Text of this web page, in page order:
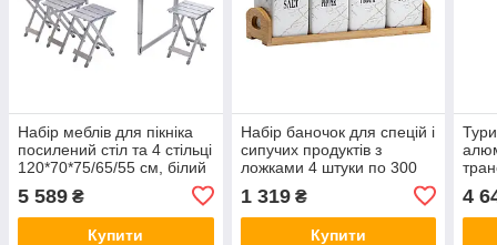
Набір меблів для пікніка
посилений стіл та 4 стільці
120*70*75/65/55 см, білий
5 589 ₴
Купити
Набір баночок для спецій і
сипучих продуктів з
ложками 4 штуки по 300
мл з бамбуковою кришкою
і підставкою білий
1 319₴
Купити
4